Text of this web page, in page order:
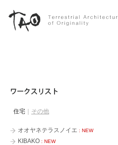
住宅 その他
オオヤネテラスノイエ : NEW
KIBAKO : NEW